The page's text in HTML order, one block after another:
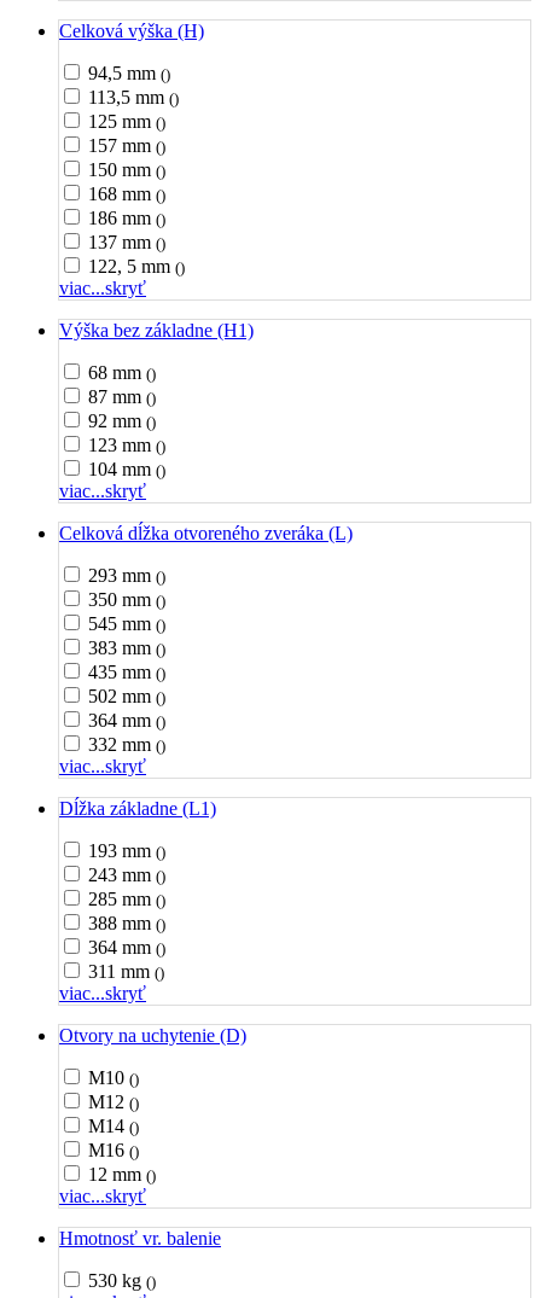
Celková výška (H)
94,5 mm ()
113,5 mm ()
125 mm ()
157 mm ()
150 mm ()
168 mm ()
186 mm ()
137 mm ()
122, 5 mm ()
viac...skryť
Výška bez základne (H1)
68 mm ()
87 mm ()
92 mm ()
123 mm ()
104 mm ()
viac...skryť
Celková dĺžka otvoreného zveráka (L)
293 mm ()
350 mm ()
545 mm ()
383 mm ()
435 mm ()
502 mm ()
364 mm ()
332 mm ()
viac...skryť
Dĺžka základne (L1)
193 mm ()
243 mm ()
285 mm ()
388 mm ()
364 mm ()
311 mm ()
viac...skryť
Otvory na uchytenie (D)
M10 ()
M12 ()
M14 ()
M16 ()
12 mm ()
viac...skryť
Hmotnosť vr. balenie
530 kg ()